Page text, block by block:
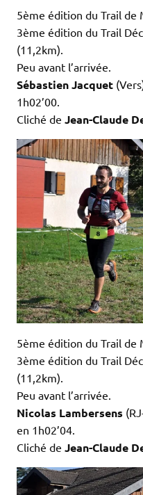
5ème édition du Trail de
3ème édition du Trail
(11,2km).
Peu avant l’arrivée.
Sébastien Jacquet
1h02’00.
Cliché de Jean-Claude
5ème édition du Trail de
3ème édition du Trail
(11,2km).
Peu avant l’arrivée.
Nicolas Lambersens
en 1h02’04.
Cliché de Jean-Claude